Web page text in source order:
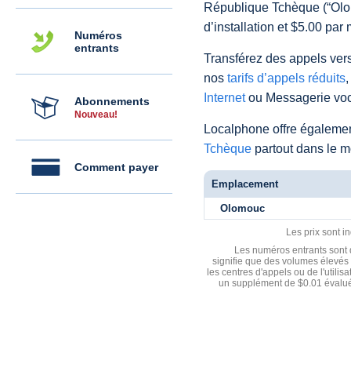
Numéros
entrants
Abonnements
Nouveau!
Comment payer
République Tchèque
d’installation et $5.00 par
Transférez des appels
nos tarifs d’appels réduits
Internetou Messagerie
Localphone offre
Tchèque partout dans le
Emplacement
Olomouc
Les prix sont
Les numéros entrants
signifie que des volumes
les centres d'appels ou de
un supplément de $0.01